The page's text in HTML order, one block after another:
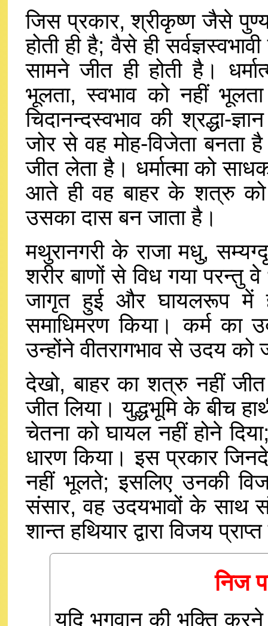
जिस प्रकार, श्रीकृष्ण जैसे
होती ही है; वैसे ही
सामने जीत ही होती है।
भूलता, स्वभाव को नहीं
चिदानन्दस्वभाव की
जोर से वह मोह-विजेता बनता
जीत लेता है। धर्मात्मा को
आते ही वह बाहर के शत्रु
उसका दास बन जाता है।
मथुरानगरी के राजा मधु,
शरीर बाणों से विध गया परन्तु
जागृत हुई और घायलरूप में
समाधिमरण किया। कर्म
उन्होंने वीतरागभाव से उदय को
देखो, बाहर का शत्रु नहीं
जीत लिया। युद्धभूमि के बीच
चेतना को घायल नहीं होने
धारण किया। इस प्रकार
नहीं भूलते; इसलिए उनकी
संसार, वह उदयभावों के साथ
शान्त हथियार द्वारा विजय
निज
यदि भगवान की भक्ति